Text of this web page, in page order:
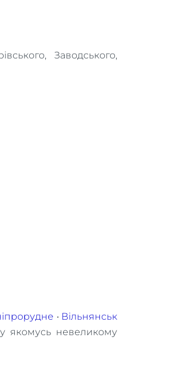
Заводського,
• Вільнянськ
якомусь невеликому